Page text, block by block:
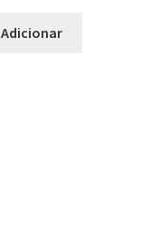
Adicionar